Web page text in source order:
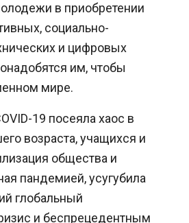
в приобретении
социально-
и цифровых
им, чтобы
мире.
19 посеяла хаос в
возраста, учащихся и
общества и
пандемией, усугубила
глобальный
и беспрецедентным